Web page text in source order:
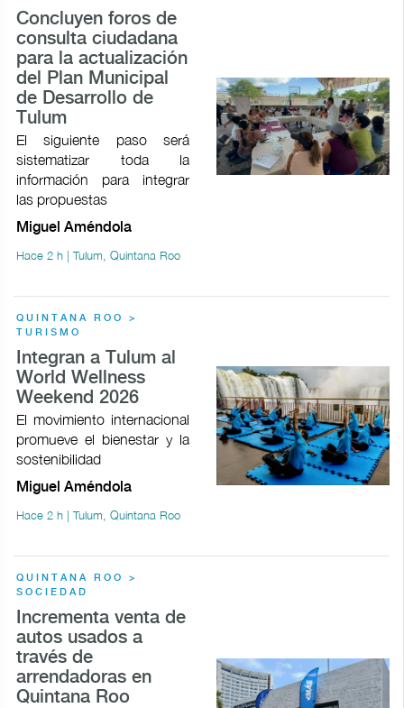
Concluyen foros de
consulta ciudadana
para la actualización
del Plan Municipal
de Desarrollo de
Tulum
El siguiente paso será
sistematizar toda la
información para integrar
las propuestas
Miguel Améndola
Hace 2 h | Tulum, Quintana Roo
QUINTANA ROO >
TURISMO
Integran a Tulum al
World Wellness
Weekend 2026
El movimiento internacional
promueve el bienestar y la
sostenibilidad
Miguel Améndola
Hace 2 h | Tulum, Quintana Roo
QUINTANA ROO >
SOCIEDAD
Incrementa venta de
autos usados a
través de
arrendadoras en
Quintana Roo